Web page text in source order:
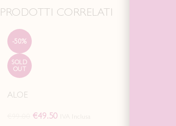
PRODOTTI CORRELATI
-50%
SOLD
OUT
ALOE
€49.50